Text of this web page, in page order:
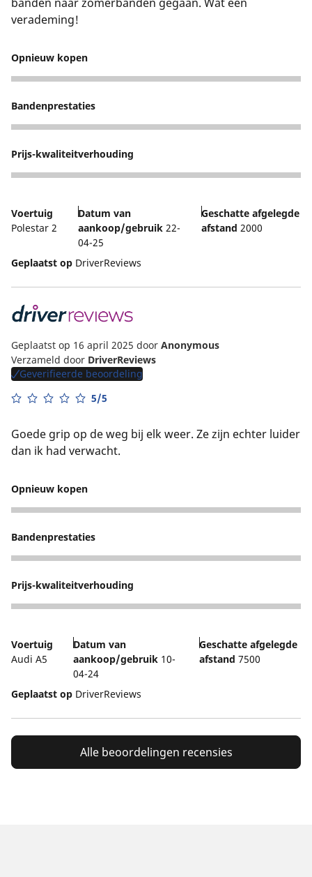
verademing!
Opnieuw kopen
5
Bandenprestaties
5
Prijs-kwaliteitverhouding
5
Voertuig
Polestar 2
Datum van
aankoop/gebruik22-
04-25
Geschatte afgelegde
afstand 2000
Geplaatst op DriverReviews
Geplaatst op 16 april 2025 door Anonymous
Verzameld door DriverReviews
Geverifieerde beoordeling
5/5
Goede grip op de weg bij elk weer. Ze zijn echter luider
dan ik had verwacht.
Opnieuw kopen
4
Bandenprestaties
4
Prijs-kwaliteitverhouding
4
Voertuig
Audi A5
Datum van
aankoop/gebruik10-
04-24
Geschatte afgelegde
afstand 7500
Geplaatst op DriverReviews
Alle beoordelingen recensies